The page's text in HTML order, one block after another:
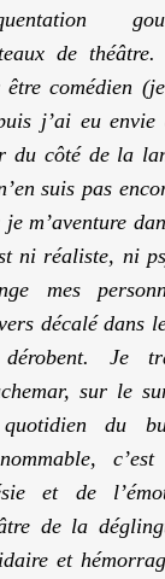
de théâtre.
être comédien
j’ai eu envie
du côté de la
suis pas
je m’aventure
ni réaliste, ni
mes
décalé dans
Je
sur le
du
et de
de la
et